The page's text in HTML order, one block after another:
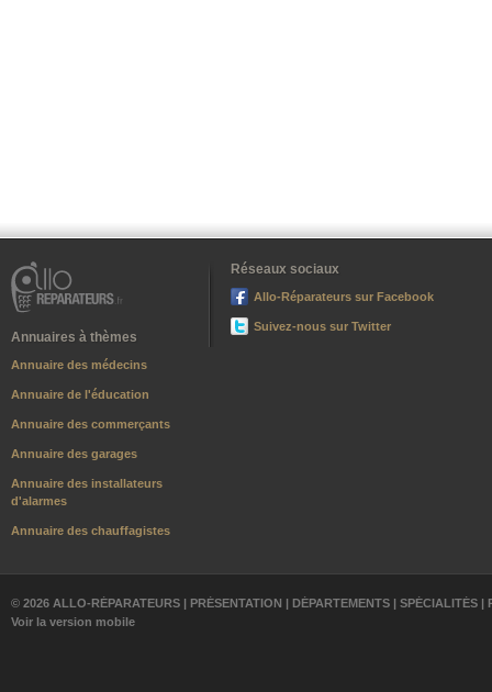
Annuaires à thèmes
Annuaire des médecins
Annuaire de l'éducation
Annuaire des commerçants
Annuaire des garages
Annuaire des installateurs
d'alarmes
Annuaire des chauffagistes
Réseaux sociaux
Allo-Réparateurs sur Facebook
Suivez-nous sur Twitter
© 2026 ALLO-RÉPARATEURS | PRÉSENTATION | DÉPARTEMENTS | SPÉCIALITÉS |
Voir la version mobile